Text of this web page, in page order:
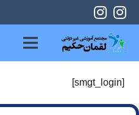
[smgt_login]